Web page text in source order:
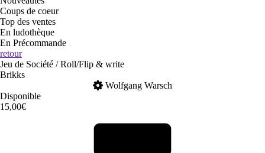
Coups de coeur
Top des ventes
En ludothèque
En Précommande
retour
Jeu de Société / Roll/Flip & write
Brikks
Wolfgang Warsch
Disponible
15,00€